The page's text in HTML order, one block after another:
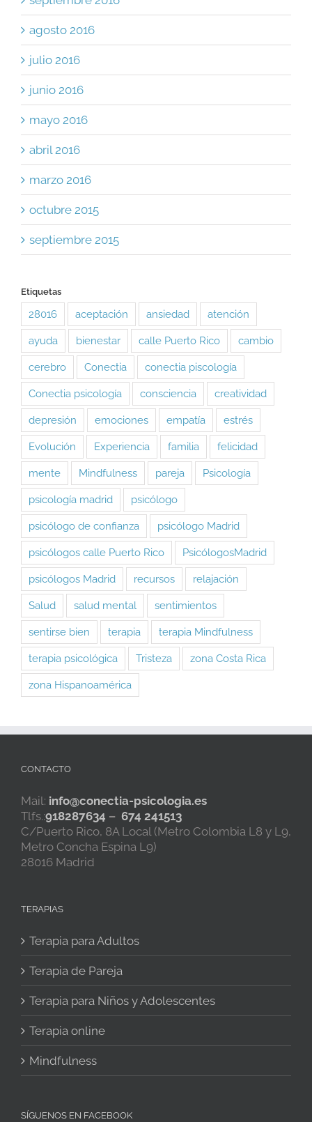
agosto 2016
julio 2016
junio 2016
mayo 2016
abril 2016
marzo 2016
octubre 2015
septiembre 2015
Etiquetas
28016 aceptación ansiedad atención
ayuda bienestar calle Puerto Rico cambio
cerebro Conectia conectia piscología
Conectia psicología consciencia creatividad
depresión emociones empatía estrés
Evolución Experiencia familia felicidad
mente Mindfulness pareja Psicología
psicología madrid psicólogo
psicólogo de confianza psicólogo Madrid
psicólogos calle Puerto Rico PsicólogosMadrid
psicólogos Madrid recursos relajación
Salud salud mental sentimientos
sentirse bien terapia terapia Mindfulness
terapia psicológica Tristeza zona Costa Rica
zona Hispanoamérica
CONTACTO
Mail: info@conectia-psicologia.es
Tlfs.:918287634 – 674 241513
C/Puerto Rico, 8A Local (Metro Colombia L8 y L9,
Metro Concha Espina L9)
28016 Madrid
TERAPIAS
Terapia para Adultos
Terapia de Pareja
Terapia para Niños y Adolescentes
Terapia online
Mindfulness
SÍGUENOS EN FACEBOOK